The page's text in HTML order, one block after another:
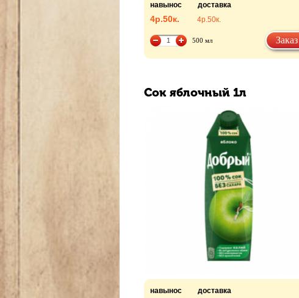
навынос доставка
4р.50к. 4р.50к.
500 мл Заказ
Сок яблочный 1л
навынос доставка